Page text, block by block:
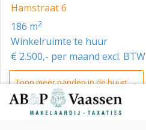
Hamstraat 6
186 m2
Winkelruimte te huur
€ 2.500,- per maand excl. BTW
Toon meer panden in de buurt →